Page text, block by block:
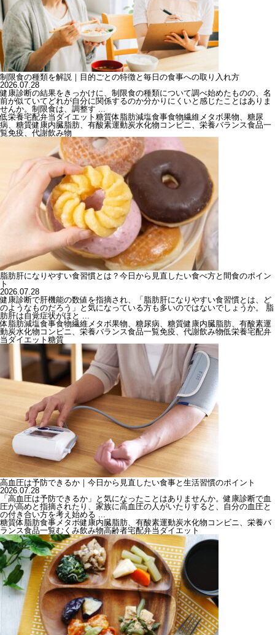
制限食の種類を解説｜目的ごとの特徴と毎日の食事への取り入れ方
2026.07.28
健康診断の結果をきっかけに、制限食の種類について調べ始めたものの、名
前が似ていてどれが自分に関係するのか分かりにくいと感じたことはありま
せんか。制限食は、調整す ...
低栄養宅配弁当 ダイエット 糖質体脂肪減塩食事食物繊維メタボ果物、糖尿
病、糖質健康内臓脂肪、有酸素運動炭水化物 コンビニ、栄養バランス食品一
覧免疫、代謝飲み物
脂肪肝になりやすい食習慣とは？今日から見直したい食べ方と間食のポイン
ト
2026.07.28
健康診断で肝機能の数値を指摘され、「脂肪肝になりやすい食習慣とは、ど
のようなものだろう」と気になっている方も多いのではないでしょうか。 脂
肪肝は自覚症状がほと ...
体脂肪減塩食事食物繊維メタボ果物、糖尿病、糖質健康内臓脂肪、有酸素運
動炭水化物 コンビニ、栄養バランス食品一覧免疫、代謝飲み物低栄養宅配弁
当 ダイエット 糖質
高血圧は予防できるか｜今日から見直したい食事と生活習慣のポイント
2026.07.28
「高血圧は予防できるか」と気になったことはありませんか。健康診断で血
圧が高めと指摘されたり、家族に高血圧の人がいたりすると、自分の血圧と
の付き合い方を考え始める ...
糖質体脂肪食事メタボ健康内臓脂肪、有酸素運動炭水化物 コンビニ、栄養バ
ランス食品一覧むくみ飲み物高齢者宅配弁当 ダイエット